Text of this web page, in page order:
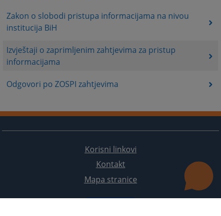
Zakon o slobodi pristupa informacijama na nivou
institucija BiH
Izvještaji o zaprimljenim zahtjevima za pristup
informacijama
Odgovori po ZOSPI zahtjevima
Korisni linkovi
Kontakt
Mapa stranice